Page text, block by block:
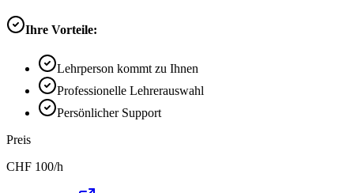
Ihre Vorteile:
Lehrperson kommt zu Ihnen
Professionelle Lehrerauswahl
Persönlicher Support
Preis
CHF 100/h